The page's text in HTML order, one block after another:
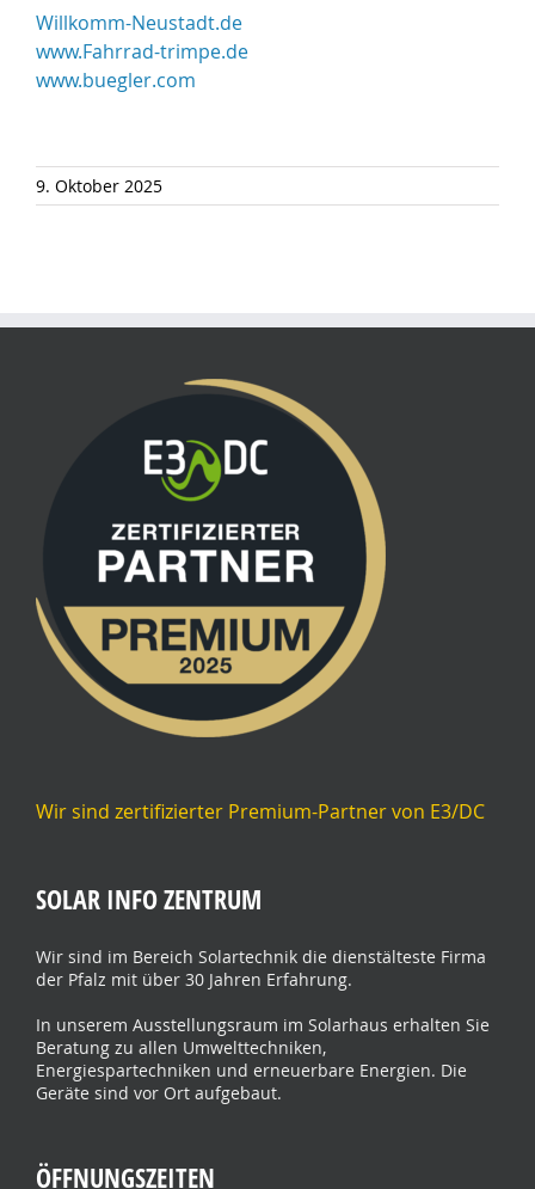
Willkomm-Neustadt.de
www.Fahrrad-trimpe.de
www.buegler.com
9. Oktober 2025
Wir sind zertifizierter Premium-Partner von E3/DC
SOLAR INFO ZENTRUM
Wir sind im Bereich Solartechnik die dienstälteste Firma
der Pfalz mit über 30 Jahren Erfahrung.
In unserem Ausstellungsraum im Solarhaus erhalten Sie
Beratung zu allen Umwelttechniken,
Energiespartechniken und erneuerbare Energien. Die
Geräte sind vor Ort aufgebaut.
ÖFFNUNGSZEITEN